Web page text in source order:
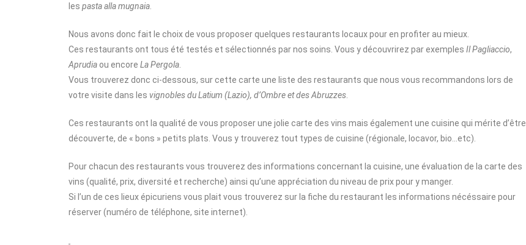
les pasta alla mugnaia.
Nous avons donc fait le choix de vous proposer quelques restaurants locaux pour en profiter au mieux.
Ces restaurants ont tous été testés et sélectionnés par nos soins. Vous y découvrirez par exemples Il Pagliaccio,
Aprudia ou encore La Pergola.
Vous trouverez donc ci-dessous, sur cette carte une liste des restaurants que nous vous recommandons lors de
votre visite dans les vignobles du Latium (Lazio), d’Ombre et des Abruzzes.
Ces restaurants ont la qualité de vous proposer une jolie carte des vins mais également une cuisine qui mérite d’être
découverte, de « bons » petits plats. Vous y trouverez tout types de cuisine (régionale, locavor, bio…etc).
Pour chacun des restaurants vous trouverez des informations concernant la cuisine, une évaluation de la carte des
vins (qualité, prix, diversité et recherche) ainsi qu’une appréciation du niveau de prix pour y manger.
Si l’un de ces lieux épicuriens vous plait vous trouverez sur la fiche du restaurant les informations nécéssaire pour
réserver (numéro de téléphone, site internet).